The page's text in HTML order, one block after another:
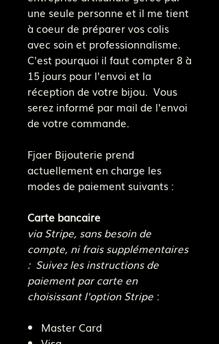
une seule personne et il me tient
à coeur de préparer vos colis
avec soin et professionnalisme.
C'est pourquoi il faut compter 8 à
15 jours pour l'envoi et la
réception de votre bijou. Vous
serez informé par mail de l'envoi
de votre commande.
Fjaer Bijouterie prend
actuellement en charge les
modes de paiement suivants :
Carte bancaire
via Stripe, sans besoin de
compte, ni frais supplémentaires
: Suivez les instructions de
paiement par carte en
choisissant l'option Stripe :
Master Card